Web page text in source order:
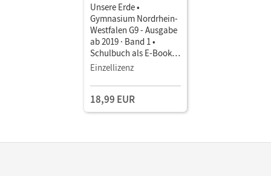
Unsere Erde •
Gymnasium Nordrhein-
Westfalen G9 - Ausgabe
ab 2019 · Band 1 •
Schulbuch als E-Book (2
Jahre) Mit Medien
Einzellizenz
18,99 EUR